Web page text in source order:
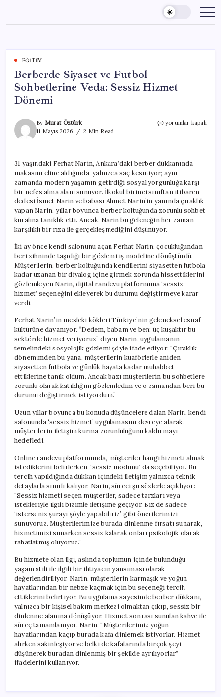
content
EĞITIM
Berberde Siyaset ve Futbol
Sohbetlerine Veda: Sessiz Hizmet
Dönemi
By Murat Öztürk
11 Mayıs 2026
2 Min Read
Berberde
Veda:
Sessiz
Hizmet
Dönemi
için
yorumlar kapalı
31 yaşındaki Ferhat Narin, Ankara’daki berber dükkanında
makasını eline aldığında, yalnızca saç kesmiyor; aynı
zamanda modern yaşamın getirdiği sosyal yorgunluğa karşı
bir nefes alma alanı sunuyor. İlkokul birinci sınıftan itibaren
dedesi İsmet Narin ve babası Ahmet Narin’in yanında çıraklık
yapan Narin, yıllar boyunca berber koltuğunda zorunlu sohbet
kuralına tanıklık etti. Ancak, Narin bu geleneğin her zaman
karşılıklı bir rıza ile gerçekleşmediğini düşünüyor.
İki ay önce kendi salonunu açan Ferhat Narin, çocukluğundan
beri zihninde taşıdığı bir gözlemi iş modeline dönüştürdü.
Müşterilerin, berber koltuğunda kendilerini siyasetten futbola
kadar uzanan bir diyalog içine girmek zorunda hissettiklerini
gözlemleyen Narin, dijital randevu platformuna ‘sessiz
hizmet’ seçeneğini ekleyerek bu durumu değiştirmeye karar
verdi.
Ferhat Narin’in mesleki kökleri Türkiye’nin geleneksel esnaf
kültürüne dayanıyor. “Dedem, babam ve ben; üç kuşaktır bu
sektörde hizmet veriyoruz” diyen Narin, uygulamanın
temelindeki sosyolojik gözlemi şöyle ifade ediyor: “Çıraklık
dönemimden bu yana, müşterilerin kuaförlerle aniden
siyasetten futbola ve günlük hayata kadar muhabbet
ettiklerine tanık oldum. Ancak bazı müşterilerin bu sohbetlere
zorunlu olarak katıldığını gözlemledim ve o zamandan beri bu
durumu değiştirmek istiyordum.”
Uzun yıllar boyunca bu konuda düşüncelere dalan Narin, kendi
salonunda ‘sessiz hizmet’ uygulamasını devreye alarak,
müşterilerin iletişim kurma zorunluluğunu kaldırmayı
hedefledi.
Online randevu platformunda, müşteriler hangi hizmeti almak
istediklerini belirlerken, ‘sessiz modunu’ da seçebiliyor. Bu
tercih yapıldığında dükkan içindeki iletişim yalnızca teknik
detaylarla sınırlı kalıyor. Narin, süreci şu sözlerle açıklıyor:
“Sessiz hizmeti seçen müşteriler, sadece tarzları veya
istekleriyle ilgili bizimle iletişime geçiyor. Biz de sadece
‘isterseniz şurayı şöyle yapabiliriz’ gibi önerilerimizi
sunuyoruz. Müşterilerimize burada dinlenme fırsatı sunarak,
hizmetimizi sunarken sessiz kalarak onları psikolojik olarak
rahatlatmış oluyoruz.”
Bu hizmete olan ilgi, aslında toplumun içinde bulunduğu
yaşam stili ile ilgili bir ihtiyacın yansıması olarak
değerlendiriliyor. Narin, müşterilerin karmaşık ve yoğun
hayatlarından bir nebze kaçmak için bu seçeneği tercih
ettiklerini belirtiyor. Bu uygulama sayesinde berber dükkanı,
yalnızca bir kişisel bakım merkezi olmaktan çıkıp, sessiz bir
dinlenme alanına dönüşüyor. Hizmet sonrası sunulan kahve ile
süreç tamamlanıyor. Narin, “Müşterilerimiz yoğun
hayatlarından kaçıp burada kafa dinlemek istiyorlar. Hizmet
alırken sakinleşiyor ve belki de kafalarında birçok şeyi
düşünerek buradan dinlenmiş bir şekilde ayrılıyorlar”
ifadelerini kullanıyor.